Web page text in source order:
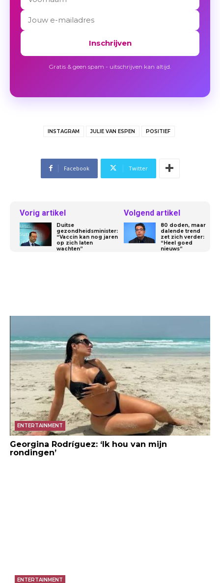
Inschrijven
Gratis & geen spam - uitschrijven kan altijd.
INSTAGRAM JULIE VAN ESPEN POSITIEF
Facebook Twitter
Vorig artikel
Duitse
gezondheidsminister:
“Vaccin kan nog jaren
op zich laten
wachten”
Volgend artikel
80 doden, maar
dalende trend
zet zich verder:
“Heel goed
nieuws”
ENTERTAINMENT
Georgina Rodríguez: ‘Ik hou van mijn
rondingen’
ENTERTAINMENT